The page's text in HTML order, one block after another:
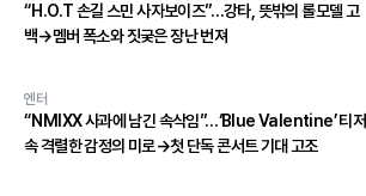
“H.O.T 손길 스민 사자보이즈”…강타, 뜻밖의 롤모델 고
백→멤버 폭소와 짓궂은 장난 번져
엔터
“NMIXX 사과에 남긴 속삭임”…‘Blue Valentine’ 티저
속 격렬한 감정의 미로→첫 단독 콘서트 기대 고조